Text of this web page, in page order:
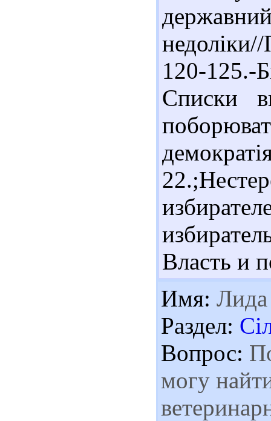
120-125.-
Списки
Власть и
Имя: Лида
Раздел:
Вопрос:
могу